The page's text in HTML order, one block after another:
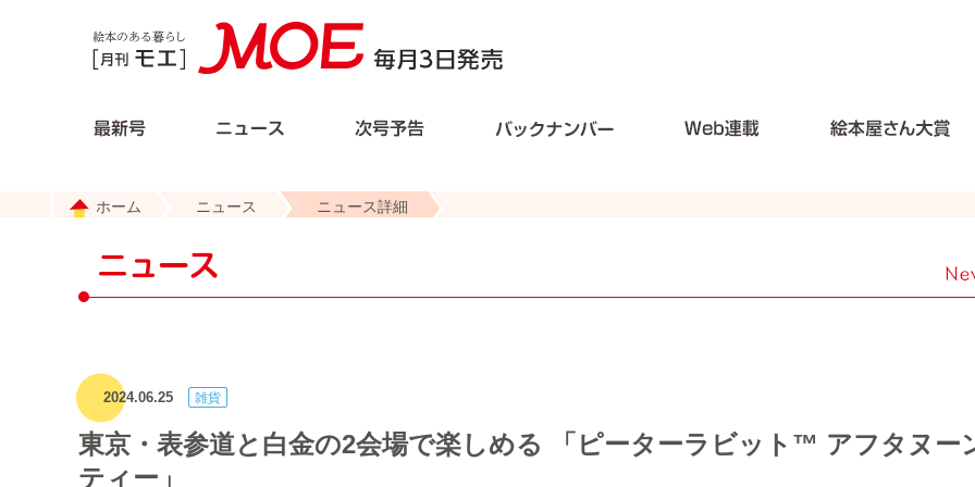
ホーム ニュース ニュース詳細
2024.06.25
東京・表参道と白金の2会場で楽しめる 「ピーターラビット™︎ アフタヌー
ティー」